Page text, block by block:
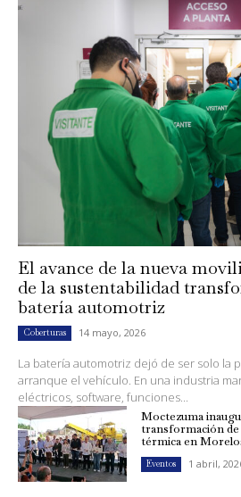
El avance de la nueva
de la sustentabilidad
batería automotriz
Coberturas 14 mayo, 2026
La batería automotriz dejó de ser solo la
arranque el vehículo. En una industria
eléctricos, software, funciones...
Moctezuma
transformación
térmica en
Eventos 1 abril,